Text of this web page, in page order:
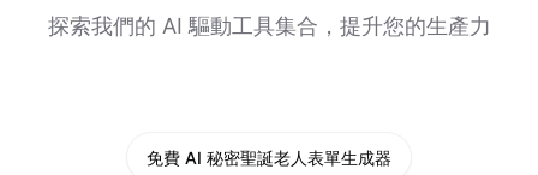
探索我們的 AI 驅動工具集合，提升您的生產力
免費 AI 秘密聖誕老人表單生成器